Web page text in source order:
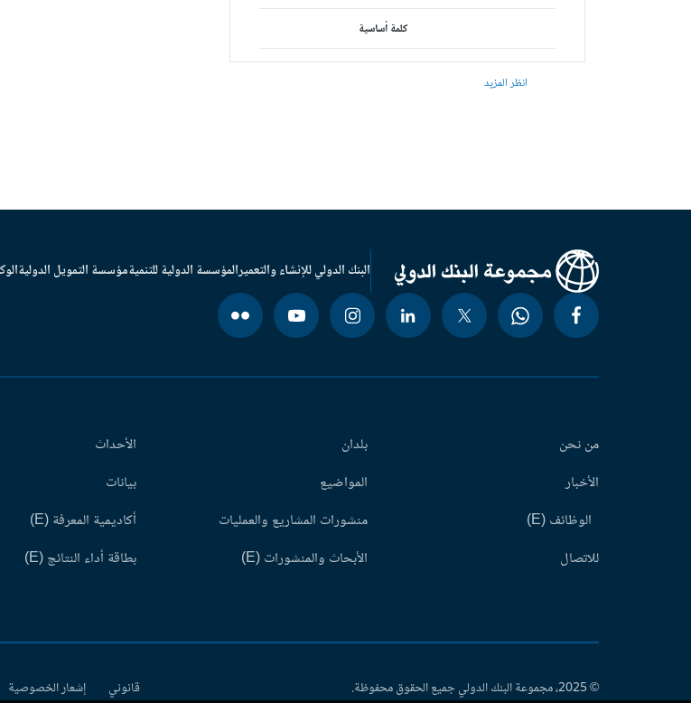
كلمة أساسية
انظر المزيد
البنك الدولي للإنشاء والتعميرالمؤسسة الدولية للتنميةمؤسسة التمويل الدولية
من نحن
الأخبار
الوظائف (E)
للاتصال
بلدان
المواضيع
منشورات المشاريع والعمليات
الأبحاث والمنشورات (E)
الأحداث
بيانات
أكاديمية المعرفة (E)
بطاقة أداء النتائج (E)
© 2025، مجموعة البنك الدولي جميع الحقوق محفوظة. قانوني إشعار الخصوصية